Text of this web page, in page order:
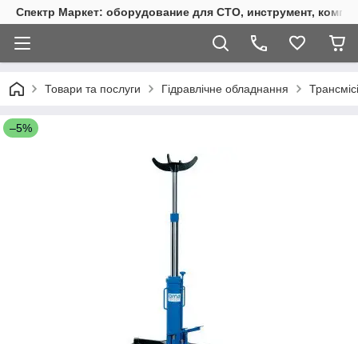
Спектр Маркет: оборудование для СТО, инструмент,
Товари та послуги Гідравлічне обладнання
–5%